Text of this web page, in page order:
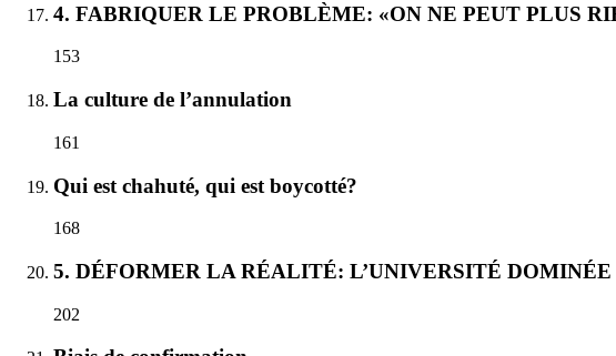
4. FABRIQUER LE PROBLÈME: «ON NE PEUT PLUS
153
La culture de l’annulation
161
Qui est chahuté, qui est boycotté?
168
5. DÉFORMER LA RÉALITÉ: L’UNIVERSITÉ
202